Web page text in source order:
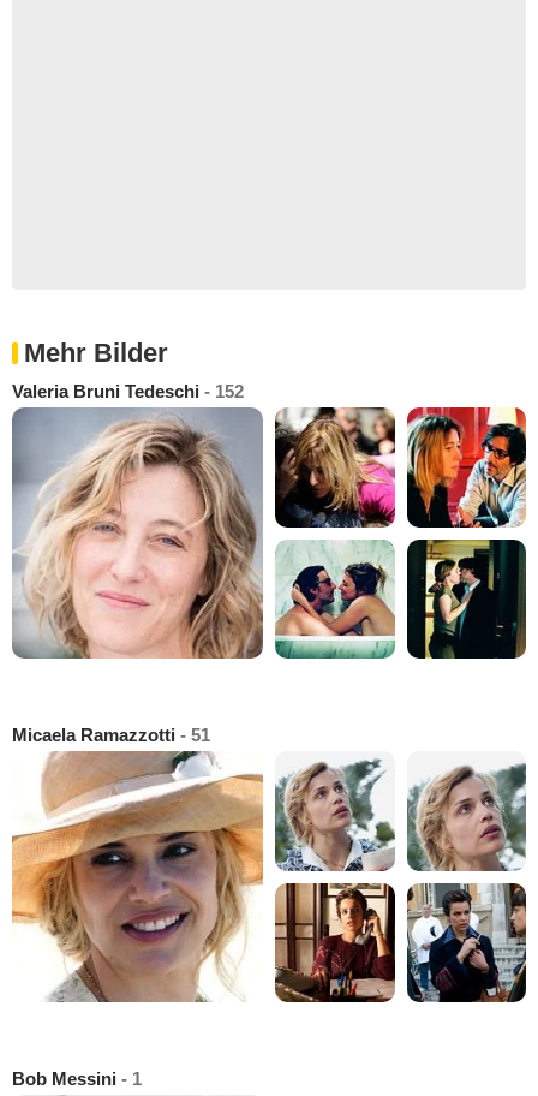
Mehr Bilder
Valeria Bruni Tedeschi - 152
Micaela Ramazzotti - 51
Bob Messini - 1